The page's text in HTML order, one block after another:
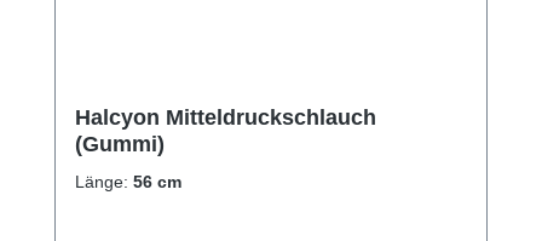
Halcyon Mitteldruckschlauch
(Gummi)
Länge: 56 cm